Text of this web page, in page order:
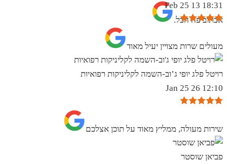
אכתוב פה הכל.
18:31 13 Feb 25
מעולים שרות מצויין יעיל מאוד
רויטל פלג יופי ג’וב-השמה לקליניקות רפואיות
12:10 26 Jan 25
שירות מעולה, ממליץ מאוד על תוכן אצלכם
פביאן שוסטר